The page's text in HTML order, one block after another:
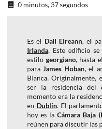
0 minutos, 37 segundos
Es el Dail Eireann, el
Irlanda. Este edificio
estilo georgiano, hasta
paraJames Hoban, el
Blanca. Originalmente,
ser
la residencia del
momento era la
en Dublín.El p
hoy es la Cámara Baja
reúnen paradiscutir las